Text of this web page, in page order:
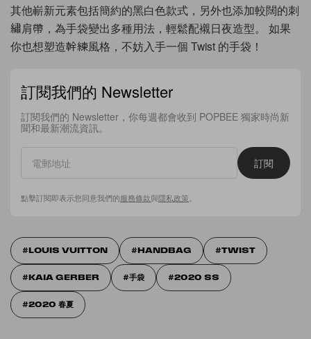
其他嶄新元素包括簡約的黑白色款式，另外也添加較闊的刺
繡肩帶，為手袋變出多種用法，輕鬆配襯日夜造型。 如果
你也想塑造幹練風格，不妨入手一個 Twist 的手袋！
訂閱我們的 Newsletter
訂閱我們的 Newsletter，你每週都會收到 POPBEE 獨家時尚新
聞和最新潮流資訊。
訂閱
點擊訂閱即表示您同意我們的服務條款與隱私政策
LOUIS VUITTON HANDBAG TWIST
KAIA GERBER 手袋 2020 SS
2020 春夏